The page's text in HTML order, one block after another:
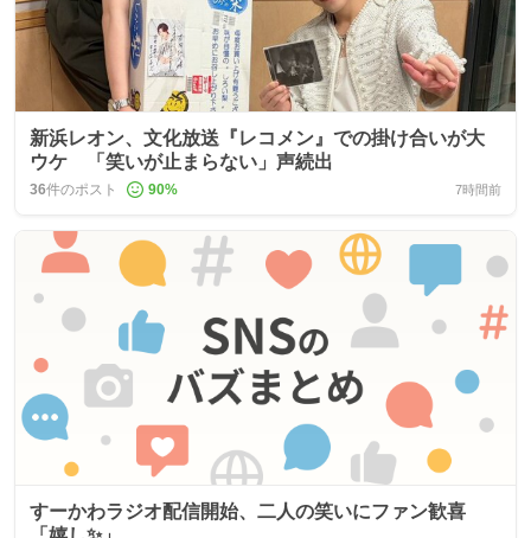
新浜レオン、文化放送『レコメン』での掛け合いが大
ウケ 「笑いが止まらない」声続出
36件のポスト 90% 7時間前
すーかわラジオ配信開始、二人の笑いにファン歓喜